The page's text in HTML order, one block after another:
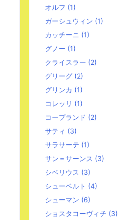
オルフ (1)
ガーシュウィン (1)
カッチーニ (1)
グノー (1)
クライスラー (2)
グリーグ (2)
グリンカ (1)
コレッリ (1)
コープランド (2)
サティ (3)
サラサーテ (1)
サン＝サーンス (3)
シベリウス (3)
シューベルト (4)
シューマン (6)
ショスタコーヴィチ (3)